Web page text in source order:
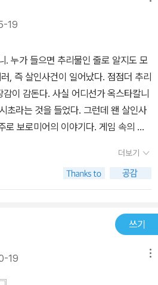
19
. 누가 들으면 추리물인 줄로 알지도 모
, 즉 살인사건이 일어났다. 점점더 추리
이 감돈다. 사실 어디선가 옥스타칼니
초라는 것을 들었다. 그런데 왠 살인사
보로미어의 이야기다. 게임 속의 이
버린 듯 했다. 살인 사건, 추리물의 그
한 전투의 긴장감이 감싸 돌았다. 조
순넘어 갔다. -_-게임 소설은 몇번이나
은 <풍신-참고로 비추> 정도였지만,
가 점점 식상한 느낌이 들었다. 모든 설
서 한 뿌리로 뻗어 나온 것일지도 모른
바가 없었다. 조금 다르다면 그 설명이
더보기
쓰기
19